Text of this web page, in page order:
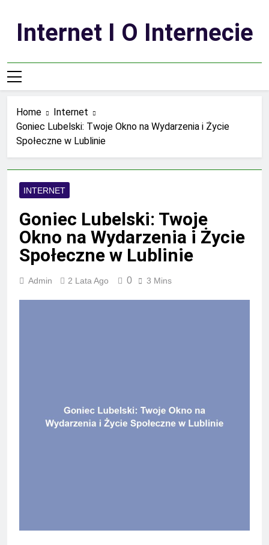
contentInternet I O Internecie
Home
Internet
Goniec Lubelski: Twoje Okno na Wydarzenia i Życie
Społeczne w Lublinie
INTERNET
Goniec Lubelski: Twoje
Okno na Wydarzenia i Życie
Społeczne w Lublinie
Admin 2 Lata Ago 0 3 Mins